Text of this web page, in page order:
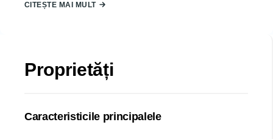
Pliabil:Cutia de depozitare poate fi pliată
sau spațiul camerei. Cutiile de depozitare
vă poate ajuta să vă păstrați casa
Organizatorul este realizat din plasă de
CITEȘTE MAI MULT
Proprietăți
Caracteristicile principalele